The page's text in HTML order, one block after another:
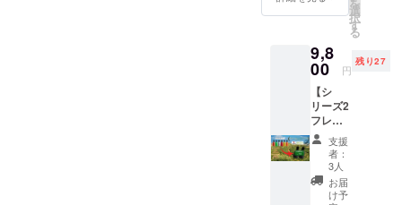
す。 食
りと驚
きをお
届けし
ます。
【特典
内容】 •
シリー
ズ2 フ
レー
バーエ
キスト
モン、
ク、ハ
ラペー
ニョ、
赤唐辛
子の中
から1種
類）
175ml
ボトル
を1本お
送りし
やスー
プの仕
上げ油
として
お使い
いただ
けま
す。日
常の料
理に地
中海の
をご用
意しま
した。
こちら
は、も
う一つ
の受賞
歴のあ
るシ
リーズ
です。
10月新
収穫
鮮なま
ま製
造！ ト
ルコ西
部・
エーゲ
海地域
で10月
に早摘
みされ
たオ
選
択
す
る
9,8
00 円
残り27
【シ
リーズ2
フレー
バー2本
セット
（EVO
O）
250ml ×
支援
者：
3人
お届
け予